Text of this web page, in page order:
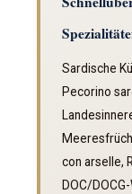
Sardische
Pecorino
con arselle,
DOC/